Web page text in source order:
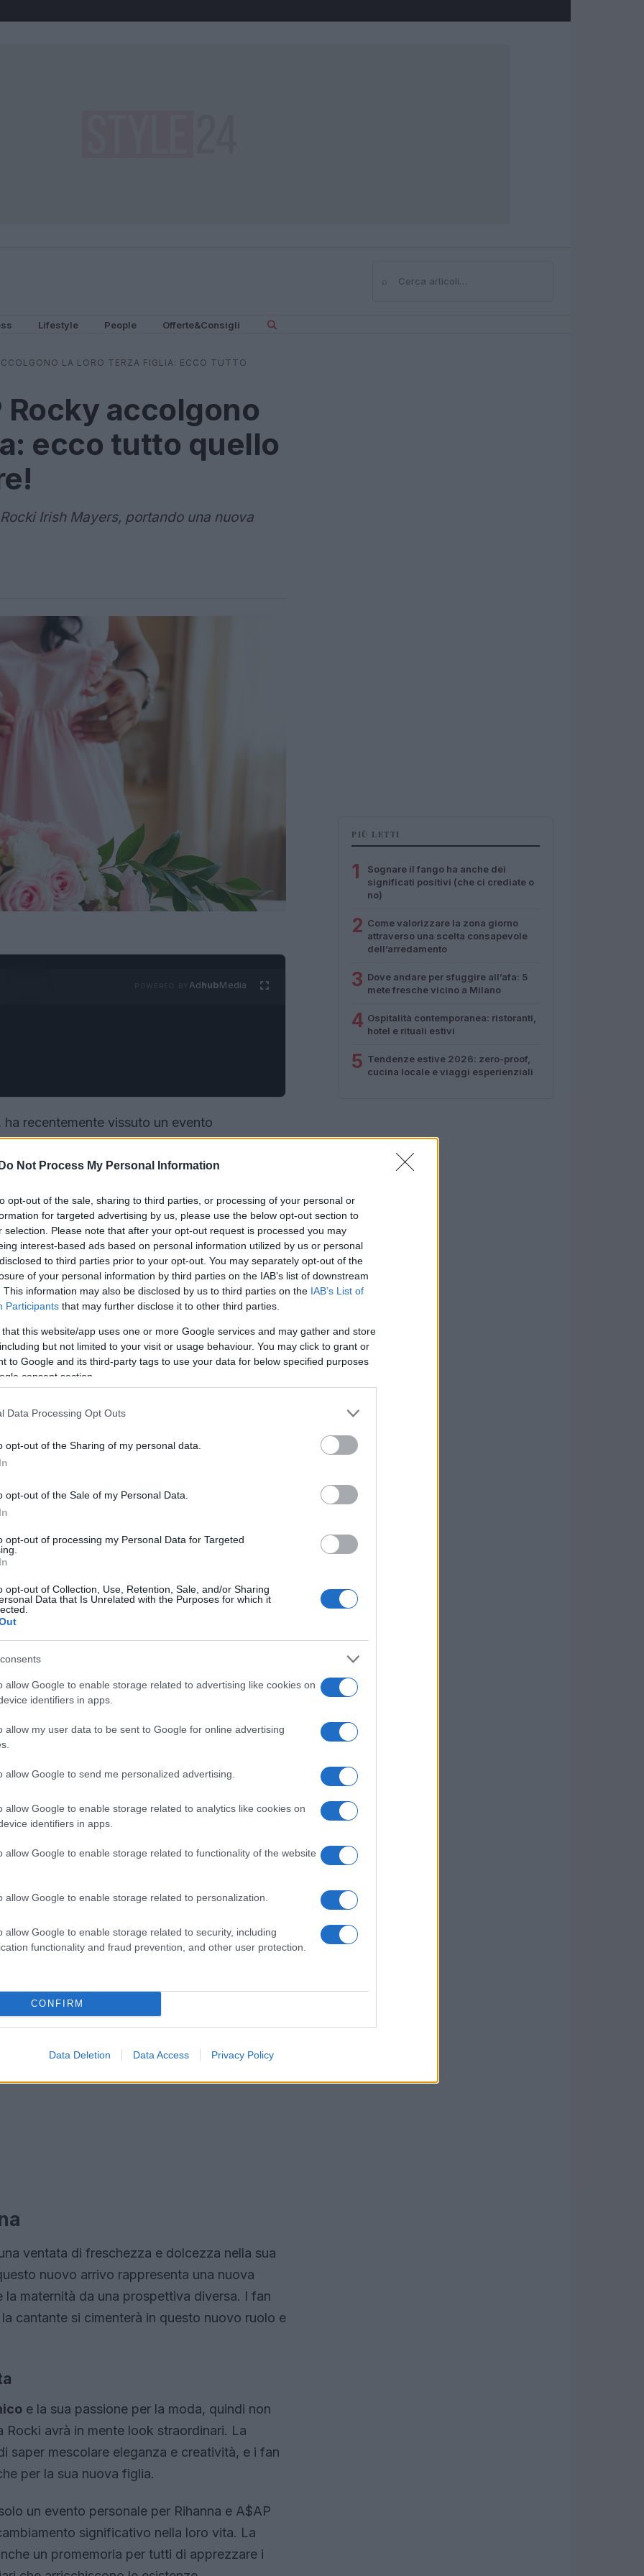
Do Not Process My Personal Information
opt-out of the sale, sharing to third parties, or processing of your personal or
for targeted advertising by us, please use the below opt-out section to
selection. Please note that after your opt-out request is processed you may
interest-based ads based on personal information utilized by us or personal
to third parties prior to your opt-out. You may separately opt-out of the
of your personal information by third parties on the IAB’s list of downstream
This information may also be disclosed by us to third parties on the IAB’s List of
Participants that may further disclose it to other third parties.
that this website/app uses one or more Google services and may gather and store
but not limited to your visit or usage behaviour. You may click to grant or
to Google and its third-party tags to use your data for below specified purposes
consent section.
Data Processing Opt Outs
opt-out of the Sharing of my personal data.
opt-out of the Sale of my Personal Data.
opt-out of processing my Personal Data for Targeted
opt-out of Collection, Use, Retention, Sale, and/or Sharing
Data that Is Unrelated with the Purposes for which it
allow Google to enable storage related to advertising like cookies on
identifiers in apps.
allow my user data to be sent to Google for online advertising
allow Google to send me personalized advertising.
allow Google to enable storage related to analytics like cookies on
identifiers in apps.
allow Google to enable storage related to functionality of the website
allow Google to enable storage related to personalization.
allow Google to enable storage related to security, including
functionality and fraud prevention, and other user protection.
CONFIRM
Data Deletion Data Access Privacy Policy
⌕Cerca
Lifestyle People Offerte&Consigli
LA LORO TERZA FIGLIA: ECCO TUTTO
Rocky accolgono
ecco tutto quello
Irish Mayers, portando una nuova
AdhubMedia
, ha recentemente vissuto un evento
Dopo aver accolto due maschietti, RZA e
la cantante e il suo compagno,A$AP
a una dolce femminuccia. La data della
significativo nella vita della coppia e dei
ha rapidamente fatto il giro del mondo,
da parte dei sostenitori. Questo lieto
di Rihanna, che continua a brillare non solo
mostrato un forte attaccamento alla sua
caratterizzata da successi straordinari nel
ulteriormente con l’arrivo di Rocki.La
evoluzione per la cantante, che ha
sui social media.
suoi piccoli, i fan notano il legame profondo
di essere una madre affettuosa e presente,
l’arrivo di Rocki, il suo amore materno si
della famiglia.
ventata di freschezza e dolcezza nella sua
nuovo arrivo rappresenta una nuova
la maternità da una prospettiva diversa. I fan
cantante si cimenterà in questo nuovo ruolo e
e la sua passione per la moda, quindi non
Rocki avrà in mente look straordinari. La
saper mescolare eleganza e creatività, e i fan
per la sua nuova figlia.
un evento personale per Rihanna e A$AP
significativo nella loro vita. La
un promemoria per tutti di apprezzare i
PIÙ LETTI
1
Sognare il fango ha anche dei
significati positivi (che ci crediate o
no)
2 Come valorizzare la zona giorno
attraverso una scelta consapevole
dell’arredamento
3 Dove andare per sfuggire all’afa: 5
mete fresche vicino a Milano
4 Ospitalità contemporanea: ristoranti,
hotel e rituali estivi
5 Tendenze estive 2026: zero-proof,
cucina locale e viaggi esperienziali